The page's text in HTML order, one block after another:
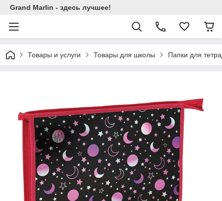
Grand Marlin - здесь лучшее!
Товары и услуги Товары для школы Папки для